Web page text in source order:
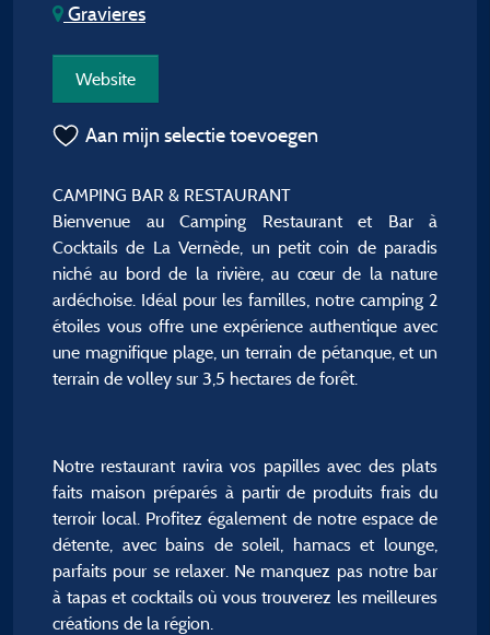
Gravieres
Website
Aan mijn selectie toevoegen
CAMPING BAR & RESTAURANT
Bienvenue au Camping Restaurant et Bar à
Cocktails de La Vernède, un petit coin de paradis
niché au bord de la rivière, au cœur de la nature
ardéchoise. Idéal pour les familles, notre camping 2
étoiles vous offre une expérience authentique avec
une magnifique plage, un terrain de pétanque, et un
terrain de volley sur 3,5 hectares de forêt.
Notre restaurant ravira vos papilles avec des plats
faits maison préparés à partir de produits frais du
terroir local. Profitez également de notre espace de
détente, avec bains de soleil, hamacs et lounge,
parfaits pour se relaxer. Ne manquez pas notre bar
à tapas et cocktails où vous trouverez les meilleures
créations de la région.